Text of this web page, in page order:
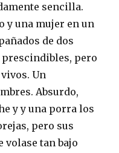
sencilla.
y una mujer en un
de dos
prescindibles, pero
Un
Absurdo,
y y una porra los
pero sus
tan bajo